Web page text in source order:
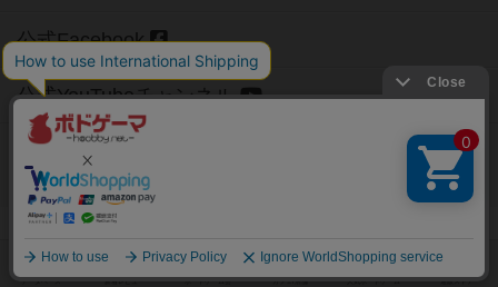
公式Facebook
公式YouTubeチャンネル